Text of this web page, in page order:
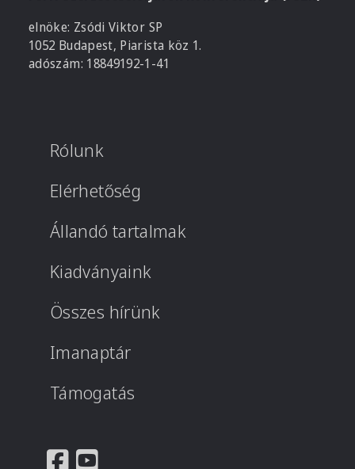
elnöke: Zsódi Viktor SP
1052 Budapest, Piarista köz 1.
adószám: 18849192-1-41
Rólunk
Elérhetőség
Állandó tartalmak
Kiadványaink
Összes hírünk
Imanaptár
Támogatás